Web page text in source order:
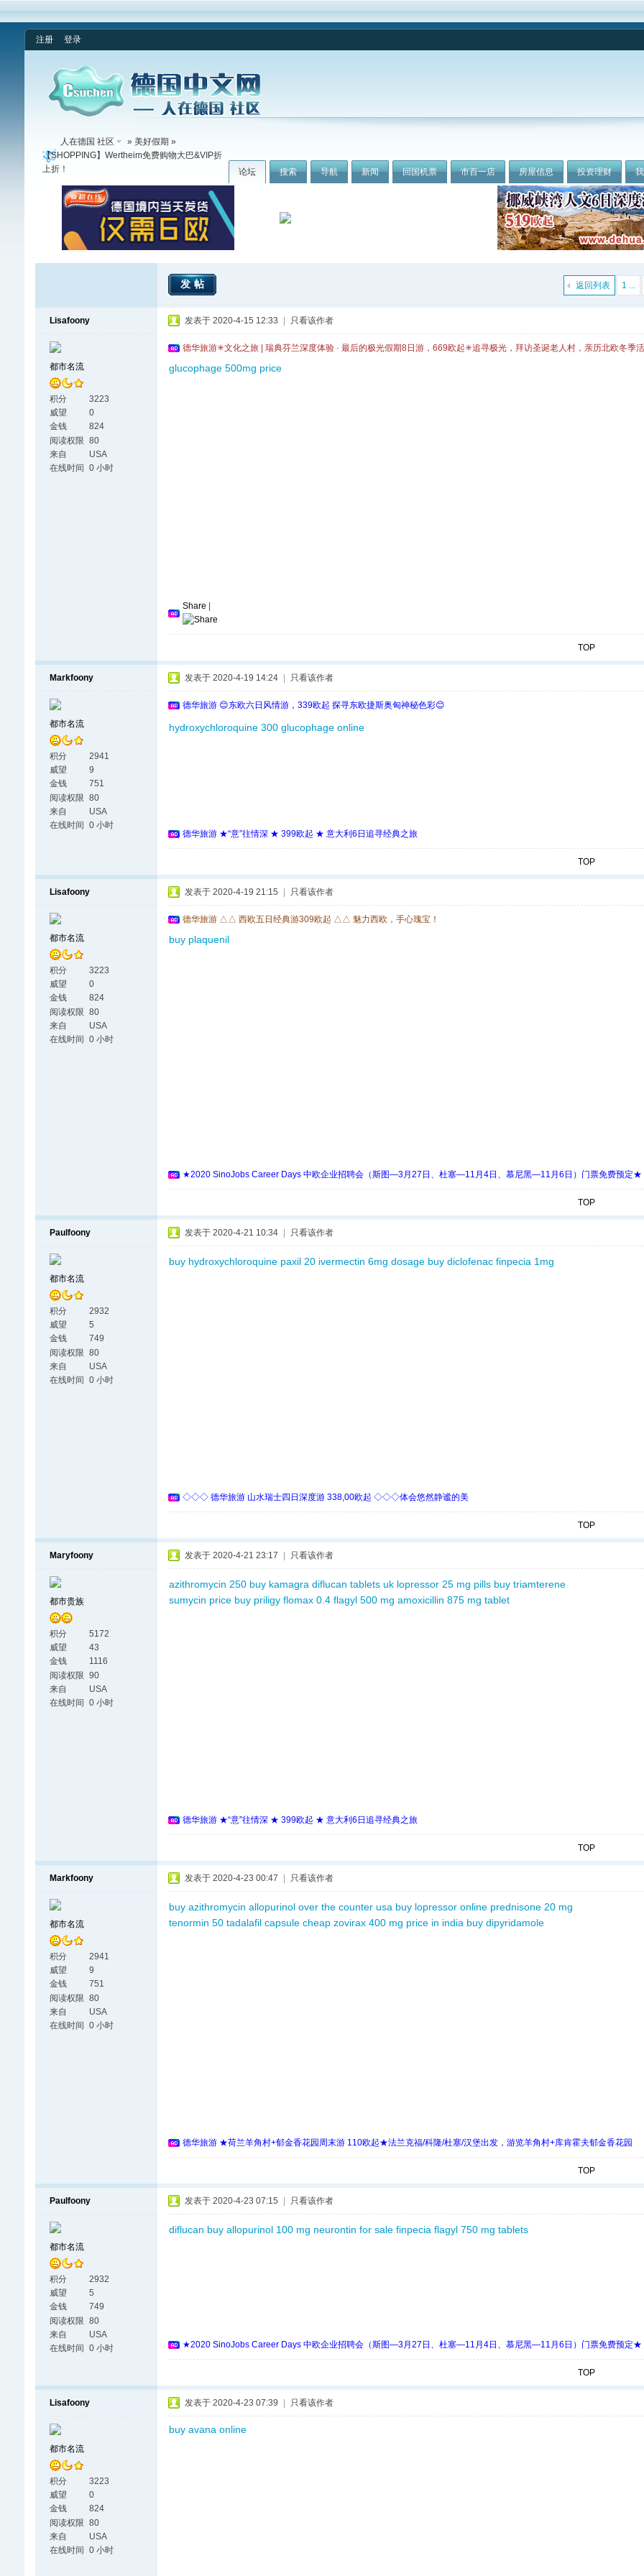
注册 登录
论坛 搜索 导航 新闻 回国机票 市百一店 房屋信息 投资理财
人在德国 社区 » 美好假期 »
【SHOPPING】Wertheim免费购物大巴&VIP折
上折！
1 ...
返回列表
发帖
Lisafoony
都市名流
积分
3223
威望
0
金钱
824
阅读权限 80
来自
USA
在线时间
0 小时
发表于 2020-4-15 12:33 只看该作者
德华旅游✳文化之旅 | 瑞典芬兰深度体验 · 最后的极光假期8日游，669欧起✳追寻极光，拜访圣诞老人村，亲历北欧冬季
glucophage 500mg price
Share
TOP
Markfoony
都市名流
积分
2941
威望
9
金钱
751
阅读权限 80
来自
USA
在线时间
0 小时
发表于 2020-4-19 14:24 只看该作者
德华旅游 😊东欧六日风情游，339欧起 探寻东欧捷斯奥匈神秘色彩😊
hydroxychloroquine 300 glucophage online
德华旅游 ★“意”往情深 ★ 399欧起 ★ 意大利6日追寻经典之旅
TOP
Lisafoony
都市名流
积分
3223
威望
0
金钱
824
阅读权限 80
来自
USA
在线时间
0 小时
发表于 2020-4-19 21:15 只看该作者
德华旅游 △△ 西欧五日经典游309欧起 △△ 魅力西欧，手心瑰宝！
buy plaquenil
★2020 SinoJobs Career Days 中欧企业招聘会（斯图—3月27日、杜塞—11月4日、慕尼黑—11月6日）门票免费预定★
TOP
Paulfoony
都市名流
积分
2932
威望
5
金钱
749
阅读权限 80
来自
USA
在线时间
0 小时
发表于 2020-4-21 10:34 只看该作者
buy hydroxychloroquine paxil 20 ivermectin 6mg dosage buy diclofenac finpecia 1mg
◇◇◇ 德华旅游 山水瑞士四日深度游 338,00欧起 ◇◇◇体会悠然静谧的美
TOP
Maryfoony
都市贵族
积分
5172
威望
43
金钱
1116
阅读权限 90
来自
USA
在线时间
0 小时
发表于 2020-4-21 23:17 只看该作者
azithromycin 250 buy kamagra diflucan tablets uk lopressor 25 mg pills buy triamterene
sumycin price buy priligy flomax 0.4 flagyl 500 mg amoxicillin 875 mg tablet
德华旅游 ★“意”往情深 ★ 399欧起 ★ 意大利6日追寻经典之旅
TOP
Markfoony
都市名流
积分
2941
威望
9
金钱
751
阅读权限 80
来自
USA
在线时间
0 小时
发表于 2020-4-23 00:47 只看该作者
buy azithromycin allopurinol over the counter usa buy lopressor online prednisone 20 mg
tenormin 50 tadalafil capsule cheap zovirax 400 mg price in india buy dipyridamole
德华旅游 ★荷兰羊角村+郁金香花园周末游 110欧起★法兰克福/科隆/杜塞/汉堡出发，游览羊角村+库肯霍夫郁金香花园
TOP
Paulfoony
都市名流
积分
2932
威望
5
金钱
749
阅读权限 80
来自
USA
在线时间
0 小时
发表于 2020-4-23 07:15 只看该作者
diflucan buy allopurinol 100 mg neurontin for sale finpecia flagyl 750 mg tablets
★2020 SinoJobs Career Days 中欧企业招聘会（斯图—3月27日、杜塞—11月4日、慕尼黑—11月6日）门票免费预定★
TOP
Lisafoony
都市名流
积分
3223
威望
0
金钱
824
阅读权限 80
来自
USA
在线时间
0 小时
发表于 2020-4-23 07:39 只看该作者
buy avana online